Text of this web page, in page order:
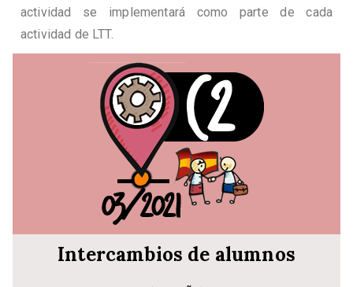
actividad se implementará como parte de cada
actividad de LTT.
Intercambios de alumnos